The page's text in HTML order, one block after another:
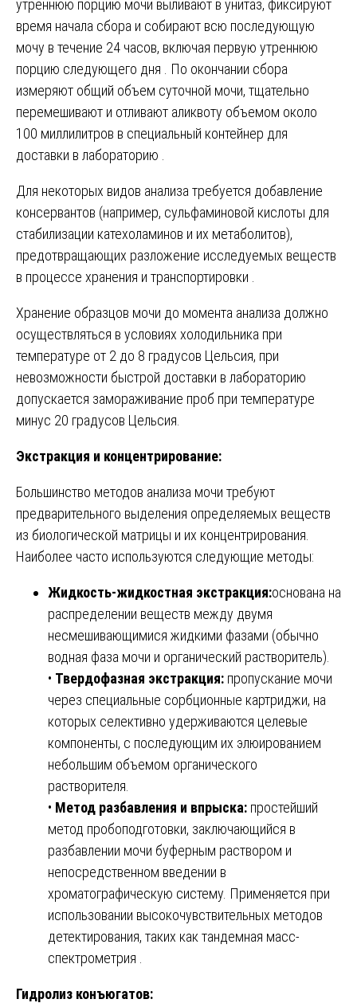
утреннюю порцию мочи выливают в унитаз, фиксируют
время начала сбора и собирают всю последующую
мочу в течение 24 часов, включая первую утреннюю
порцию следующего дня . По окончании сбора
измеряют общий объем суточной мочи, тщательно
перемешивают и отливают аликвоту объемом около
100 миллилитров в специальный контейнер для
доставки в лабораторию .
Для некоторых видов анализа требуется добавление
консервантов (например, сульфаминовой кислоты для
стабилизации катехоламинов и их метаболитов),
предотвращающих разложение исследуемых веществ
в процессе хранения и транспортировки .
Хранение образцов мочи до момента анализа должно
осуществляться в условиях холодильника при
температуре от 2 до 8 градусов Цельсия, при
невозможности быстрой доставки в лабораторию
допускается замораживание проб при температуре
минус 20 градусов Цельсия.
Экстракция и концентрирование:
Большинство методов анализа мочи требуют
предварительного выделения определяемых веществ
из биологической матрицы и их концентрирования.
Наиболее часто используются следующие методы:
Жидкость-жидкостная экстракция:основана на
распределении веществ между двумя
несмешивающимися жидкими фазами (обычно
водная фаза мочи и органический растворитель).
• Твердофазная экстракция: пропускание мочи
через специальные сорбционные картриджи, на
которых селективно удерживаются целевые
компоненты, с последующим их элюированием
небольшим объемом органического
растворителя.
• Метод разбавления и впрыска: простейший
метод пробоподготовки, заключающийся в
разбавлении мочи буферным раствором и
непосредственном введении в
хроматографическую систему. Применяется при
использовании высокочувствительных методов
детектирования, таких как тандемная масс-
спектрометрия .
Гидролиз конъюгатов: